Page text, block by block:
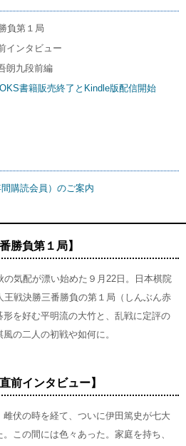
負第１局
インタビュー
朗九段前編
書籍販売終了とKindle版配信開始
購読会員）のご案内
勝負第１局】
気配が漂い始めた９月22日。日本棋院
戦決勝三番勝負の第１局（しんぶん赤
を好む平明流の大竹と、乱戦に定評の
の二人の初戦や如何に。
前インタビュー】
伏の時を経て、ついに伊田篤史が七大
この間には色々あった。家庭を持ち、